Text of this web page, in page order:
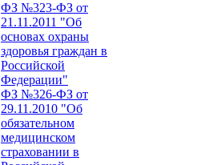
ФЗ №323-ФЗ от
21.11.2011 "Об
основах охраны
здоровья граждан в
Российской
Федерации"
ФЗ №326-ФЗ от
29.11.2010 "Об
обязательном
медицинском
страховании в